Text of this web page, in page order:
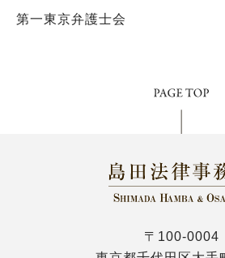
第一東京弁護士会
〒100-0004